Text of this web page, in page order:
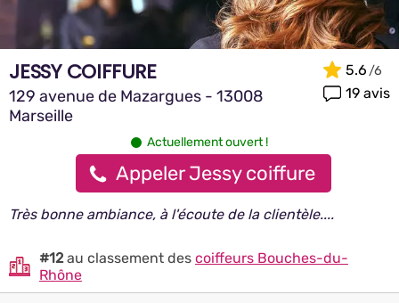
JESSY COIFFURE
129 avenue de Mazargues - 13008
Marseille
5.6
19 avis
Actuellement ouvert !
Appeler Jessy coiffure
Très bonne ambiance, à l'écoute de la clientèle....
#12au classement des coiffeurs Bouches-du-
Rhône